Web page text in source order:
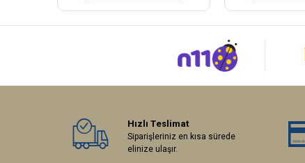
Hızlı Teslimat
Siparişleriniz en kısa sürede
elinize ulaşır.